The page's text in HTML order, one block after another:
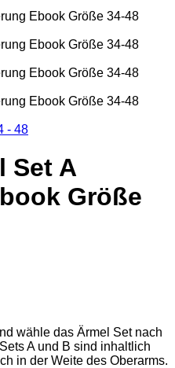
- 48
Set A
Größe
wähle das Ärmel Set nach
A und B sind inhaltlich
in der Weite des Oberarms.